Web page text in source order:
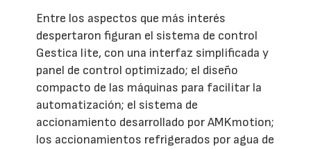
Entre los aspectos que más interés
despertaron figuran el sistema de control
Gestica lite, con una interfaz simplificada y
panel de control optimizado; el diseño
compacto de las máquinas para facilitar la
automatización; el sistema de
accionamiento desarrollado por AMKmotion;
los accionamientos refrigerados por agua de